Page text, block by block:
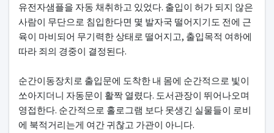
유전자샘플을 자동 채취하고 있었다. 출입이 허가 되지 않은
사람이 무단으로 침입한다면 몇 발자국 떨어지기도 전에 근
육이 마비되어 무기력한 상태로 떨어지고, 출입목적 여하에
따라 죄의 경중이 결정된다.
순간이동장치로 출입문에 도착한 내 몸에 순간적으로 빛이
쏘아지더니 자동문이 활짝 열렸다. 도서관장이 뛰어나오며
영접한다. 순간적으로 홀로그램 보다 못생긴 실물들이 로비
에 북적거리는게 여간 귀찮고 가관이 아니다.